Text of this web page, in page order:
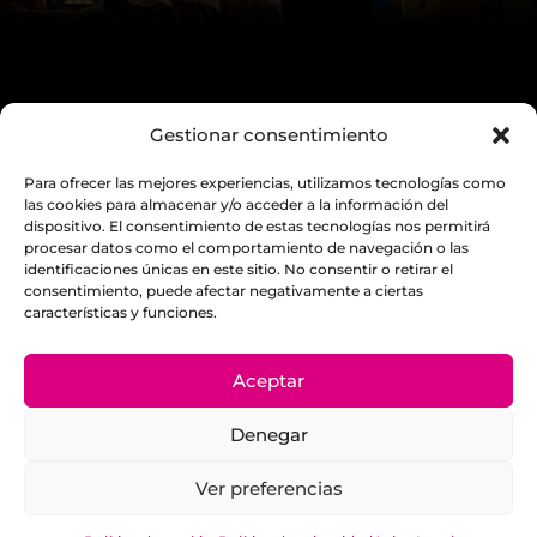
Gestionar consentimiento
Para ofrecer las mejores experiencias, utilizamos tecnologías como
las cookies para almacenar y/o acceder a la información del
dispositivo. El consentimiento de estas tecnologías nos permitirá
procesar datos como el comportamiento de navegación o las
identificaciones únicas en este sitio. No consentir o retirar el
consentimiento, puede afectar negativamente a ciertas
características y funciones.
Aceptar
Denegar
Ver preferencias
Legal Notice
Privacy Policy
Cookies
Carrer de Lugo, 2, 07829 Sant Josep de sa Talaia,
info@kumharas.org